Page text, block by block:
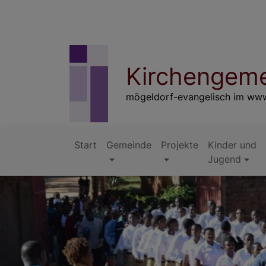
mögeldorf-evangelisch im
Hauptnavigation
Start Gemeinde Projekte
Kinder und
Jugend